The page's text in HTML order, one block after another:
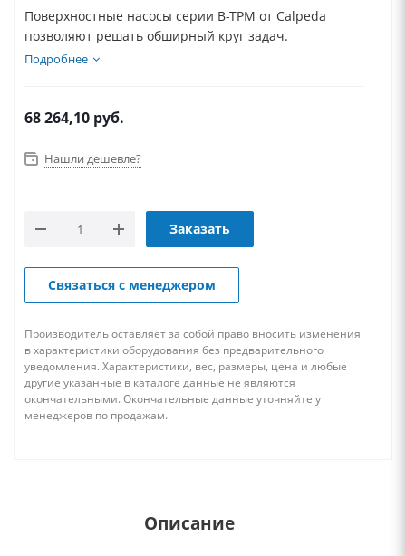
Поверхностные насосы серии B-TPM от Calpeda
позволяют решать обширный круг задач.
Подробнее
68 264,10 руб.
Нашли дешевле?
Заказать
Связаться с менеджером
Производитель оставляет за собой право вносить изменения
в характеристики оборудования без предварительного
уведомления. Характеристики, вес, размеры, цена и любые
другие указанные в каталоге данные не являются
окончательными. Окончательные данные уточняйте у
менеджеров по продажам.
Описание